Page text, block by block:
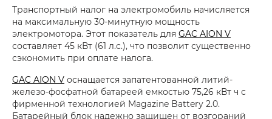
Транспортный налог на электромобиль начисляется
на максимальную 30-минутную мощность
электромотора. Этот показатель для GAC AION V
составляет 45 кВт (61 л.с.), что позволит существенно
сэкономить при оплате налога.
GAC AION V оснащается запатентованной литий-
железо-фосфатной батареей емкостью 75,26 кВт ч с
фирменной технологией Magazine Battery 2.0.
Батарейный блок надежно защищен от возгораний